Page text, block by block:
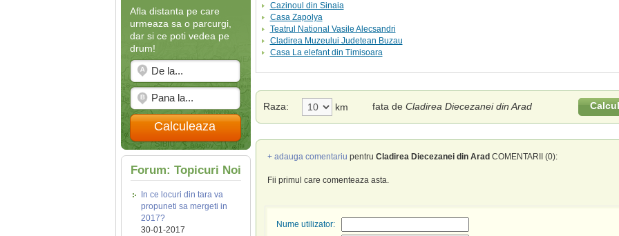
Afla distanta pe care
urmeaza sa o parcurgi,
dar si ce poti vedea pe
drum!
Calculeaza
Forum: Topicuri Noi
In ce locuri din tara va
propuneti sa mergeti in
2017?
30-01-2017
Cazinoul din Sinaia
Casa Zapolya
Teatrul National Vasile Alecsandri
Cladirea Muzeului Judetean Buzau
Casa La elefant din Timisoara
Raza: km fata de Cladirea Diecezanei din Arad
+ adauga comentariu pentru Cladirea Diecezanei din Arad COMENTARII (0):
Fii primul care comenteaza asta.
Nume utilizator: